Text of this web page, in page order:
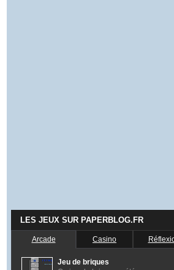
LES JEUX SUR PAPERBLOG.FR
Arcade Casino
Jeu de briques